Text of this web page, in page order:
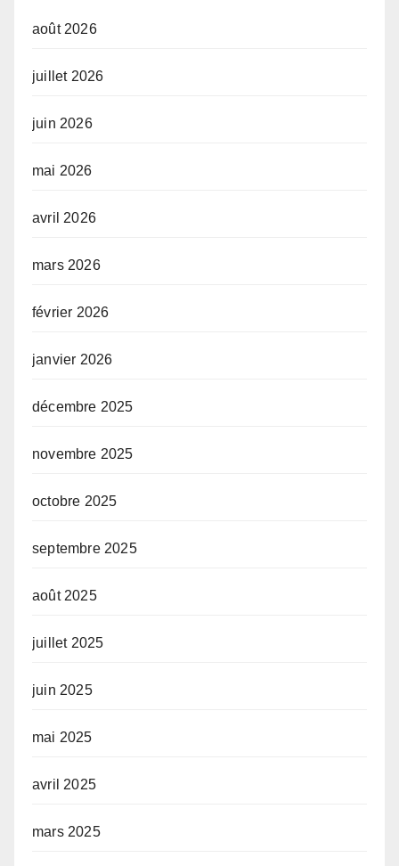
août 2026
juillet 2026
juin 2026
mai 2026
avril 2026
mars 2026
février 2026
janvier 2026
décembre 2025
novembre 2025
octobre 2025
septembre 2025
août 2025
juillet 2025
juin 2025
mai 2025
avril 2025
mars 2025